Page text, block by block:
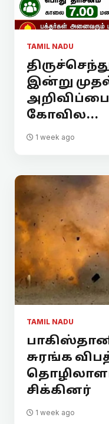
TAMIL NADU
இன்று
கோவில...
1 week ago
TAMIL NADU
சுரங்க
சிக்கினர்
1 week ago